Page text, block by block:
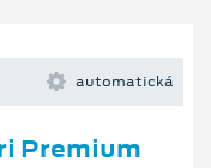
automatická
Premium